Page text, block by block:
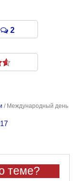
2
/ Международный день
теме?